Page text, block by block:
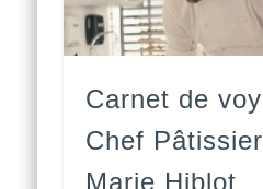
Carnet de
Chef
Marie Hiblot